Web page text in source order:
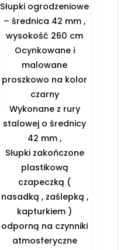
Słupki ogrodzeniowe
– średnica 42 mm ,
wysokość 260 cm
Ocynkowane i
malowane
proszkowo na kolor
czarny
Wykonane z rury
stalowej o średnicy
42 mm ,
Słupki zakończone
plastikową
czapeczką (
nasadką , zaślepką ,
kapturkiem )
odporną na czynniki
atmosferyczne